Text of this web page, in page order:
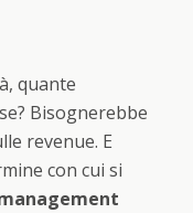
quante
Bisognerebbe
revenue. E
con cui si